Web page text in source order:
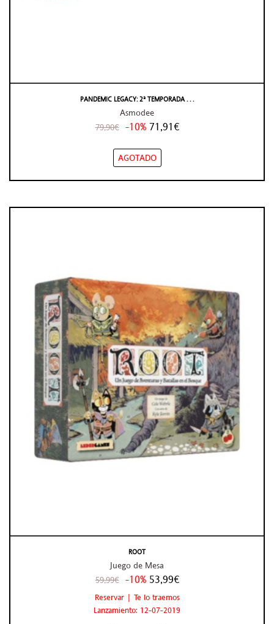
PANDEMIC LEGACY: 2ª TEMPORADA . . .
Asmodee
79,90€ -10% 71,91€
AGOTADO
ROOT
Juego de Mesa
59,99€ -10% 53,99€
Reservar | Te lo traemos
Lanzamiento: 12-07-2019